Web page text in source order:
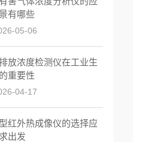
有哪些
05-06
放浓度检测仪在工业生
重要性
04-17
红外热成像仪的选择应
出发